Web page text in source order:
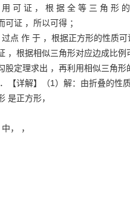
用 可 证 ， 根 据 全 等 三 角 形
可证 ，所以可得 ；
过点 作 于 ，根据正方形的性质可
，根据相似三角形对应边成比例
股定理求出 ，再利用相似三角形
【详解】（1）解：由折叠的性质
是正方形，
， ，